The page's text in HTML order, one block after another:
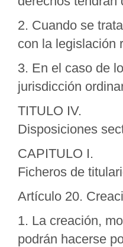
2. Cuando se
con la legislación
3. En el caso de
jurisdicción
TITULO IV.
Disposiciones
CAPITULO I.
Ficheros de
Artículo 20.
1. La creación,
podrán hacerse